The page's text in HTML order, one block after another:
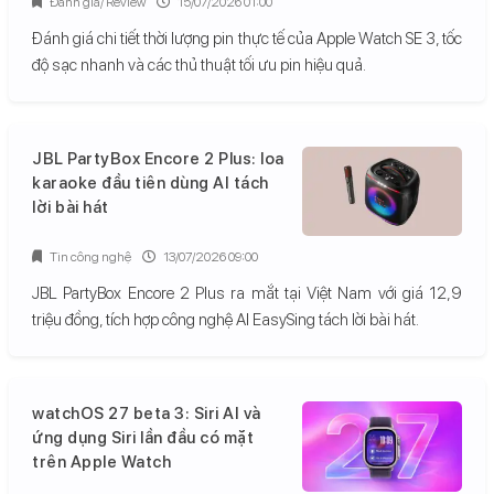
Đánh giá chi tiết thời lượng pin thực tế của Apple Watch SE 3, tốc
độ sạc nhanh và các thủ thuật tối ưu pin hiệu quả.
JBL PartyBox Encore 2 Plus: loa
karaoke đầu tiên dùng AI tách
lời bài hát
JBL PartyBox Encore 2 Plus ra mắt tại Việt Nam với giá 12,9
triệu đồng, tích hợp công nghệ AI EasySing tách lời bài hát.
Tin công nghệ 13/07/2026 09:00
watchOS 27 beta 3: Siri AI và
ứng dụng Siri lần đầu có mặt
trên Apple Watch